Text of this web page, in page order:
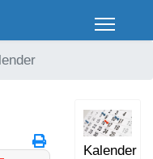
Kalender